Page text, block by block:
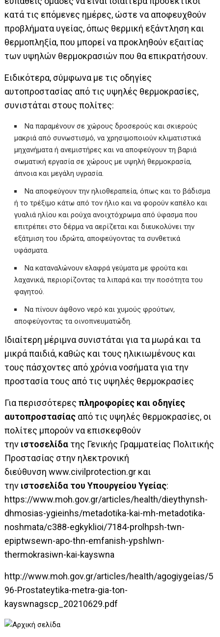
κατά τις επόμενες ημέρες, ώστε να αποφευχθούν
προβλήματα υγείας, όπως θερμική εξάντληση και
θερμοπληξία, που μπορεί να προκληθούν εξαιτίας
των υψηλών θερμοκρασιών που θα επικρατήσουν.
Ειδικότερα, σύμφωνα με τις οδηγίες
αυτοπροστασίας από τις υψηλές θερμοκρασίες,
συνιστάται στους πολίτες:
Να παραμένουν σε χώρους δροσερούς και σκιερούς
μακριά από συνωστισμό, να χρησιμοποιούν κλιματιστικά
μηχανήματα ή ανεμιστήρες και να αποφεύγουν τη βαριά
σωματική εργασία σε χώρους με υψηλή θερμοκρασία,
άπνοια και μεγάλη υγρασία.
Να αποφεύγουν την ηλιοθεραπεία, όπως και το βάδισμα
ή το τρέξιμο κάτω από τον ήλιο και να φορούν καπέλο και
γυαλιά ηλίου και ρούχα ανοιχτόχρωμα από ύφασμα που
επιτρέπει στο δέρμα να αερίζεται και διευκολύνει την
εξάτμιση του ιδρώτα, αποφεύγοντας τα συνθετικά
υφάσματα.
Να καταναλώνουν ελαφρά γεύματα με φρούτα και
λαχανικά, περιορίζοντας τα λιπαρά και την ποσότητα του
φαγητού.
Να πίνουν άφθονο νερό και χυμούς φρούτων,
αποφεύγοντας τα οινοπνευματώδη.
Ιδιαίτερη μέριμνα συνιστάται για τα μωρά και τα
μικρά παιδιά, καθώς και τους ηλικιωμένους και
τους πάσχοντες από χρόνια νοσήματα για την
προστασία τους από τις υψηλές θερμοκρασίες
Για περισσότερεςπληροφορίες και οδηγίες
αυτοπροστασίας από τις υψηλές θερμοκρασίες, οι
πολίτες μπορούν να επισκεφθούν
την ιστοσελίδα της Γενικής Γραμματείας Πολιτικής
Προστασίας στην ηλεκτρονική
διεύθυνσηwww.civilprotection.gr και
την ιστοσελίδα του Υπουργείου Υγείας:
https://www.moh.gov.gr/articles/health/dieythynsh-
dhmosias-ygieinhs/metadotika-kai-mh-metadotika-
noshmata/c388-egkyklioi/7184-prolhpsh-twn-
epiptwsewn-apo-thn-emfanish-ypshlwn-
thermokrasiwn-kai-kayswna
http://www.moh.gov.gr/articles/heaIth/agogiygeίas/5
96-Ρrostateytika-metra-gia-ton-
kayswnagscp_20210629.pdf